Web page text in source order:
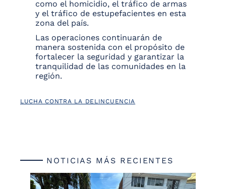
como el homicidio, el tráfico de armas
y el tráfico de estupefacientes en esta
zona del país.
Las operaciones continuarán de
manera sostenida con el propósito de
fortalecer la seguridad y garantizar la
tranquilidad de las comunidades en la
región.
LUCHA CONTRA LA DELINCUENCIA
NOTICIAS MÁS RECIENTES